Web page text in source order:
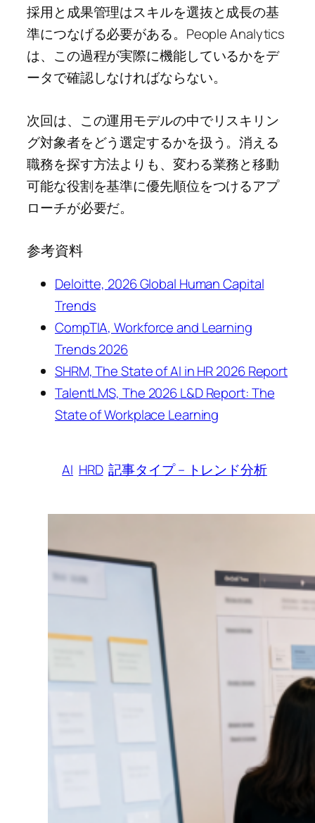
採用と成果管理はスキルを選抜と成長の基
準につなげる必要がある。People Analytics
は、この過程が実際に機能しているかをデ
ータで確認しなければならない。
次回は、この運用モデルの中でリスキリン
グ対象者をどう選定するかを扱う。消える
職務を探す方法よりも、変わる業務と移動
可能な役割を基準に優先順位をつけるアプ
ローチが必要だ。
参考資料
Deloitte, 2026 Global Human Capital
Trends
CompTIA, Workforce and Learning
Trends 2026
SHRM, The State of AI in HR 2026 Report
TalentLMS, The 2026 L&D Report: The
State of Workplace Learning
AI HRD 記事タイプ – トレンド分析